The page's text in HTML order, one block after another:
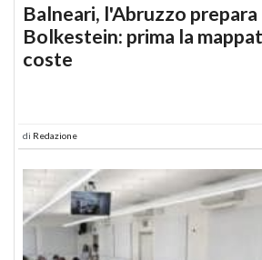
Balneari, l'Abruzzo
Bolkestein: prima la
coste
di Redazione